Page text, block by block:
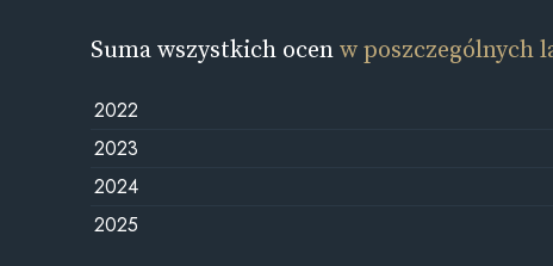
Suma wszystkich ocenw poszczególnych
2022
2023
2024
2025